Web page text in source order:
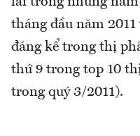
tháng đầu năm
đáng kể trong thị
thứ 9 trong top 10
trong quý 3/2011).